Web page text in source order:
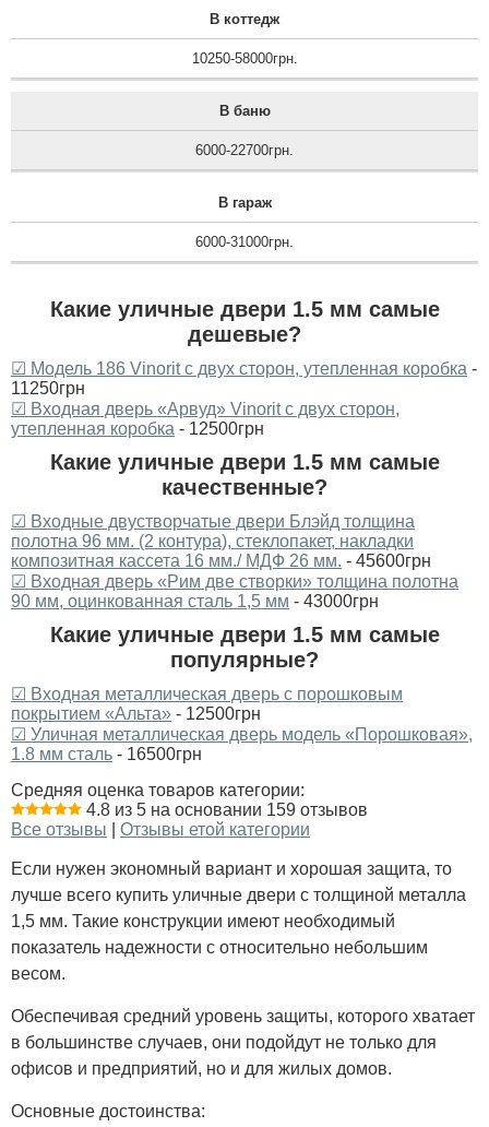
В коттедж
10250-58000грн.
В баню
6000-22700грн.
В гараж
6000-31000грн.
Какие уличные двери 1.5 мм самые
дешевые?
☑ Модель 186 Vinorit с двух сторон, утепленная коробка -
11250грн
☑ Входная дверь «Арвуд» Vinorit с двух сторон,
утепленная коробка - 12500грн
Какие уличные двери 1.5 мм самые
качественные?
☑ Входные двустворчатые двери Блэйд толщина
полотна 96 мм. (2 контура), стеклопакет, накладки
композитная кассета 16 мм./ МДФ 26 мм. - 45600грн
☑ Входная дверь «‎Рим две створки» толщина полотна
90 мм, оцинкованная сталь 1,5 мм - 43000грн
Какие уличные двери 1.5 мм самые
популярные?
☑ Входная металлическая дверь с порошковым
покрытием «Альта» - 12500грн
☑ Уличная металлическая дверь модель «Порошковая»,
1.8 мм сталь - 16500грн
Средняя оценка товаров категории:
4.8 из 5 на основании 159 отзывов
Все отзывы
Отзывы етой категории
Если нужен экономный вариант и хорошая защита, то
лучше всего купить уличные двери с толщиной металла
1,5 мм. Такие конструкции имеют необходимый
показатель надежности с относительно небольшим
весом.
Обеспечивая средний уровень защиты, которого хватает
в большинстве случаев, они подойдут не только для
офисов и предприятий, но и для жилых домов.
Основные достоинства: